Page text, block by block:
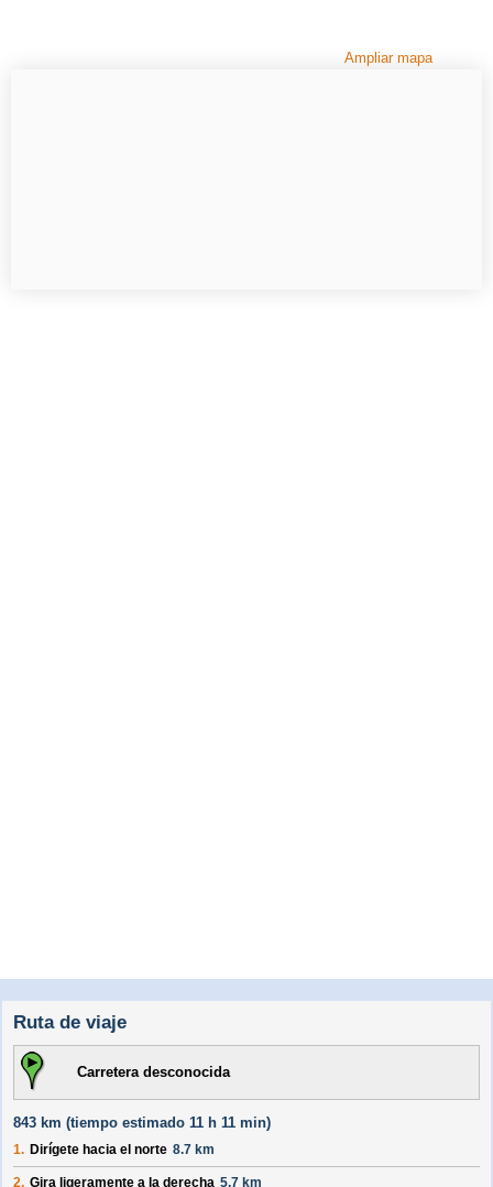
Ampliar mapa
Ruta de viaje
Carretera desconocida
843 km (tiempo estimado 11 h 11 min)
1. Dirígete hacia el norte 8.7 km
2. Gira ligeramente a la derecha 5.7 km